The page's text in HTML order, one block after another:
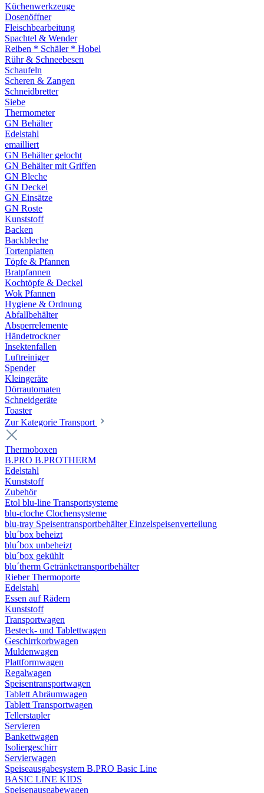
Küchenwerkzeuge
Dosenöffner
Fleischbearbeitung
Spachtel & Wender
Reiben * Schäler * Hobel
Rühr & Schneebesen
Schaufeln
Scheren & Zangen
Schneidbretter
Siebe
Thermometer
GN Behälter
Edelstahl
emailliert
GN Behälter gelocht
GN Behälter mit Griffen
GN Bleche
GN Deckel
GN Einsätze
GN Roste
Kunststoff
Backen
Backbleche
Tortenplatten
Töpfe & Pfannen
Bratpfannen
Kochtöpfe & Deckel
Wok Pfannen
Hygiene & Ordnung
Abfallbehälter
Absperrelemente
Händetrockner
Insektenfallen
Luftreiniger
Spender
Kleingeräte
Dörrautomaten
Schneidgeräte
Toaster
Zur Kategorie Transport
Thermoboxen
B.PRO B.PROTHERM
Edelstahl
Kunststoff
Zubehör
Etol blu-line Transportsysteme
blu-cloche Clochensysteme
blu-tray Speisentransportbehälter Einzelspeisenverteilung
blu´box beheizt
blu´box unbeheizt
blu´box gekühlt
blu´therm Getränketransportbehälter
Rieber Thermoporte
Edelstahl
Essen auf Rädern
Kunststoff
Transportwagen
Besteck- und Tablettwagen
Geschirrkorbwagen
Muldenwagen
Plattformwagen
Regalwagen
Speisentransportwagen
Tablett Abräumwagen
Tablett Transportwagen
Tellerstapler
Servieren
Bankettwagen
Isoliergeschirr
Servierwagen
Speiseausgabesystem B.PRO Basic Line
BASIC LINE KIDS
Speisenausgabewagen